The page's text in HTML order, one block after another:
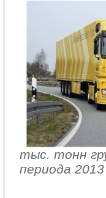
тыс. тонн
периода 2013